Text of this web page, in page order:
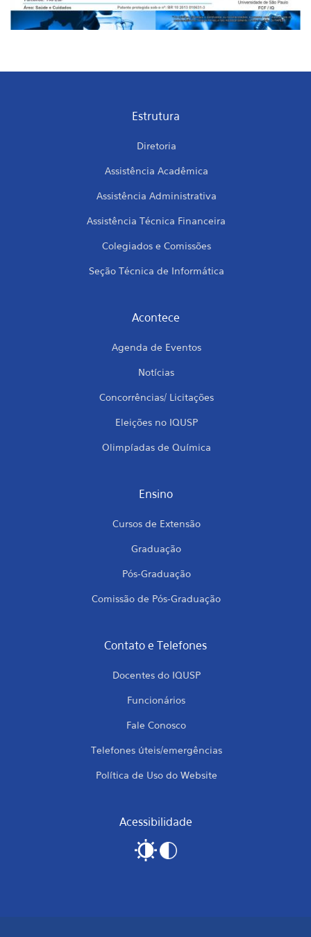
Estrutura
Diretoria
Assistência Acadêmica
Assistência Administrativa
Assistência Técnica Financeira
Colegiados e Comissões
Seção Técnica de Informática
Acontece
Agenda de Eventos
Notícias
Concorrências/ Licitações
Eleições no IQUSP
Olimpíadas de Química
Ensino
Cursos de Extensão
Graduação
Pós-Graduação
Comissão de Pós-Graduação
Contato e Telefones
Docentes do IQUSP
Funcionários
Fale Conosco
Telefones úteis/emergências
Política de Uso do Website
Acessibilidade